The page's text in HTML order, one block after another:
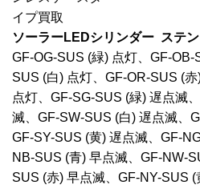
ソーラーLEDシリンダー ステ
GF-OG-SUS (緑) 点灯、GF-
SUS (白) 点灯、GF-OR-SUS (
点灯、GF-SG-SUS (緑) 遅点滅
滅、GF-SW-SUS (白) 遅点滅、
GF-SY-SUS (黄) 遅点滅、GF-
NB-SUS (青) 早点滅、GF-NW-
SUS (赤) 早点滅、GF-NY-SUS